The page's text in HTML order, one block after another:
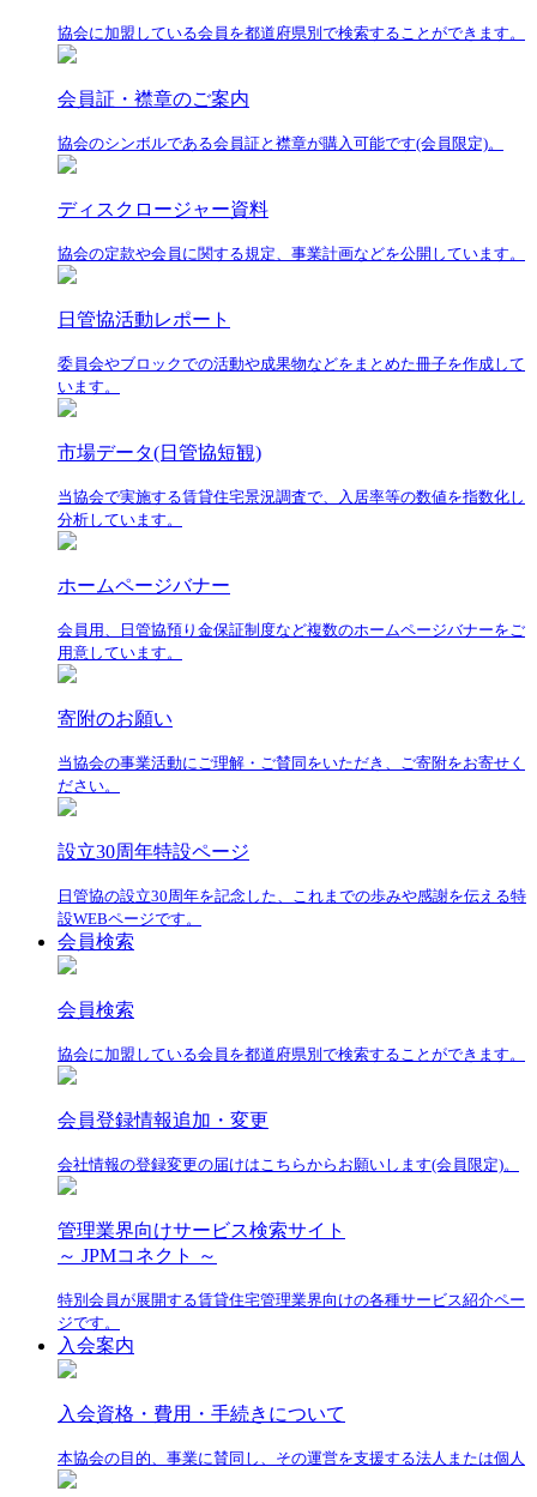
協会に加盟している会員を都道府県別で検索することができます。
会員証・襟章のご案内
協会のシンボルである会員証と襟章が購入可能です(会員限定)。
ディスクロージャー資料
協会の定款や会員に関する規定、事業計画などを公開しています。
日管協活動レポート
委員会やブロックでの活動や成果物などをまとめた冊子を作成して
います。
市場データ(日管協短観)
当協会で実施する賃貸住宅景況調査で、入居率等の数値を指数化し
分析しています。
ホームページバナー
会員用、日管協預り金保証制度など複数のホームページバナーをご
用意しています。
寄附のお願い
当協会の事業活動にご理解・ご賛同をいただき、ご寄附をお寄せく
ださい。
設立30周年特設ページ
日管協の設立30周年を記念した、これまでの歩みや感謝を伝える特
設WEBページです。
会員検索
会員検索
協会に加盟している会員を都道府県別で検索することができます。
会員登録情報追加・変更
会社情報の登録変更の届けはこちらからお願いします(会員限定)。
管理業界向けサービス検索サイト
～ JPMコネクト ～
特別会員が展開する賃貸住宅管理業界向けの各種サービス紹介ペー
ジです。
入会案内
入会資格・費用・手続きについて
本協会の目的、事業に賛同し、その運営を支援する法人または個人